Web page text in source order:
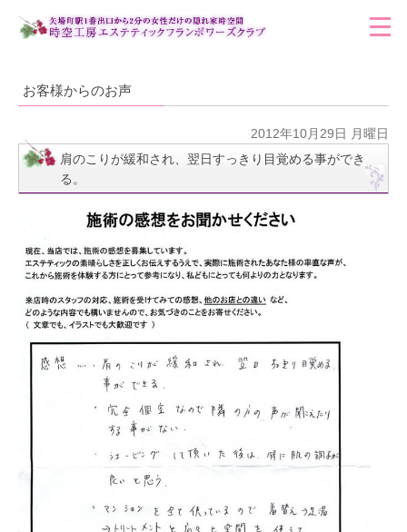
お客様からのお声
2012年10月29日 月曜日
肩のこりが緩和され、翌日すっきり目覚める事ができ
る。